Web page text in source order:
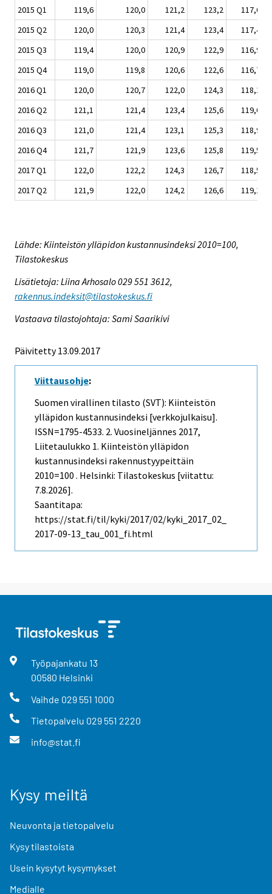
2015 Q1 119,6 120,0 121,2 123,2
117,0
2015 Q2
120,0 120,3 121,4 123,4
117,4
2015 Q3
119,4 120,0 120,9 122,9
116,9
2015 Q4
119,0 119,8 120,6 122,6
116,7
2016 Q1
120,0 120,7 122,0 124,3
118,1
2016 Q2
121,1 121,4 123,4 125,6
119,0
2016 Q3
121,0 121,4 123,1 125,3
118,9
2016 Q4
121,7 121,9 123,6 125,8
119,5
2017 Q1
122,0 122,2 124,3 126,7
118,5
2017 Q2
121,9 122,0 124,2 126,6 119,1
Lähde: Kiinteistön ylläpidon kustannusindeksi 2010=100,
Tilastokeskus
Lisätietoja: Liina Arhosalo 029 551 3612,
rakennus.indeksit@tilastokeskus.fi
Vastaava tilastojohtaja: Sami Saarikivi
Päivitetty 13.09.2017
Viittausohje:
Suomen virallinen tilasto (SVT): Kiinteistön
ylläpidon kustannusindeksi [verkkojulkaisu].
ISSN=1795-4533. 2. Vuosineljännes 2017,
Liitetaulukko 1. Kiinteistön ylläpidon
kustannusindeksi rakennustyypeittäin
2010=100 . Helsinki: Tilastokeskus [viitattu:
7.8.2026].
Saantitapa:
https://stat.fi/til/kyki/2017/02/kyki_2017_02_
2017-09-13_tau_001_fi.html
Työpajankatu 13
00580 Helsinki
Vaihde 029 551 1000
Tietopalvelu 029 551 2220
info@stat.fi
Kysy meiltä
Neuvonta ja tietopalvelu
Kysy tilastoista
Usein kysytyt kysymykset
Medialle